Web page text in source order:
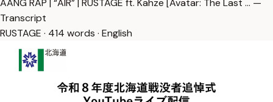
AANG RAP | “AIR” | RUSTAGE ft. Kahze [Avatar: The Last … —
Transcript
RUSTAGE · 414 words · English